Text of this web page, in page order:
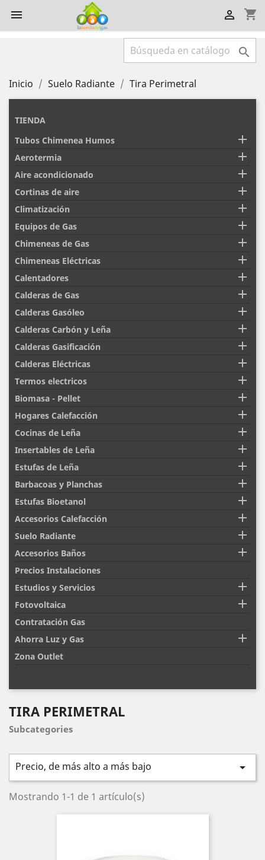
 shopping_cart


Inicio Suelo Radiante Tira Perimetral
TIENDA
Tubos Chimenea Humos

Aerotermia 
Aire acondicionado 
Cortinas de aire 
Climatización 
Equipos de Gas 
Chimeneas de Gas 
Chimeneas Eléctricas 
Calentadores 
Calderas de Gas 
Calderas Gasóleo 
Calderas Carbón y Leña 
Calderas Gasificación 
Calderas Eléctricas 
Termos electricos 
Biomasa - Pellet 
Hogares Calefacción 
Cocinas de Leña 
Insertables de Leña 
Estufas de Leña 
Barbacoas y Planchas 
Estufas Bioetanol 
Accesorios Calefacción 
Suelo Radiante 
Accesorios Baños 
Precios Instalaciones
Estudios y Servicios

Fotovoltaica 
Contratación Gas
Ahorra Luz y Gas

Zona Outlet
TIRA PERIMETRAL
Subcategories
Precio, de más alto a más bajo 
Mostrando 1-1 de 1 artículo(s)